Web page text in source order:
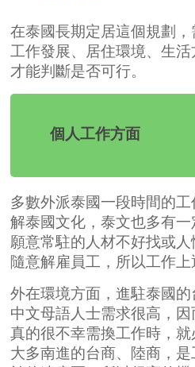
在泰國長期定居這個規劃，
工作發展、居住環境、生活
才能判斷是否可行。
個人工作方面
多數外派泰國一段時間的
解泰國文化，泰文也多有
願意常駐的人材不好找或
隨意解雇員工，所以工作上
外在環境方面，進駐泰國
中文母語人士需求很高，
真的很不幸需換工作時，就
大多南進的台商、陸商，